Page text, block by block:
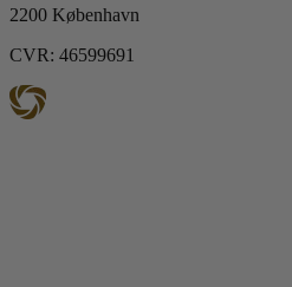
2200 København
CVR: 46599691